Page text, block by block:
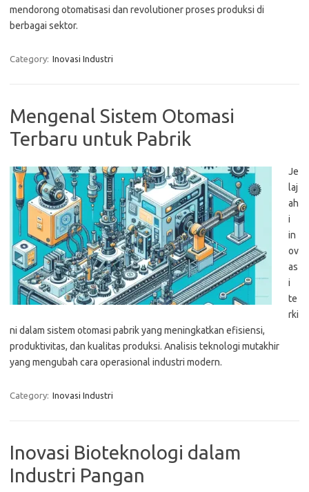
mendorong otomatisasi dan revolutioner proses produksi di
berbagai sektor.
Category: Inovasi Industri
Mengenal Sistem Otomasi
Terbaru untuk Pabrik
Je
laj
ah
i
in
ov
as
i
te
rki
ni dalam sistem otomasi pabrik yang meningkatkan efisiensi,
produktivitas, dan kualitas produksi. Analisis teknologi mutakhir
yang mengubah cara operasional industri modern.
Category: Inovasi Industri
Inovasi Bioteknologi dalam
Industri Pangan